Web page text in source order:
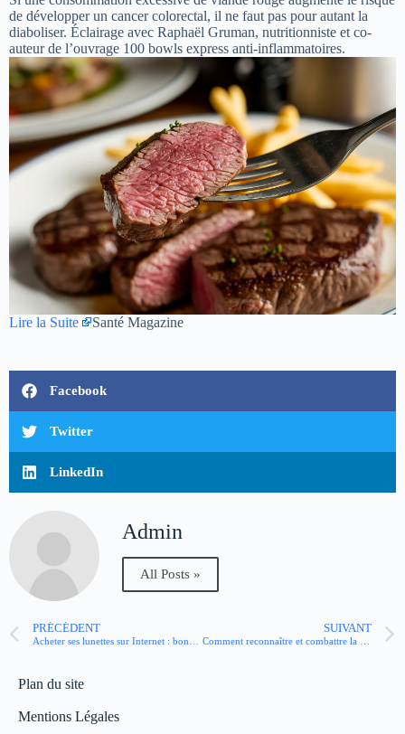
de développer un cancer colorectal, il ne faut pas pour autant la
diaboliser. Éclairage avec Raphaël Gruman, nutritionniste et co-
auteur de l’ouvrage 100 bowls express anti-inflammatoires.
Lire la Suite Santé Magazine
Facebook
Twitter
LinkedIn
Admin
All Posts »
PRÉCÉDENT
Acheter ses lunettes sur Internet : bonne idée ou pas ?
SUIVANT
Comment reconnaître et combattre la fatigue cognitive ?
Plan du site
Mentions Légales